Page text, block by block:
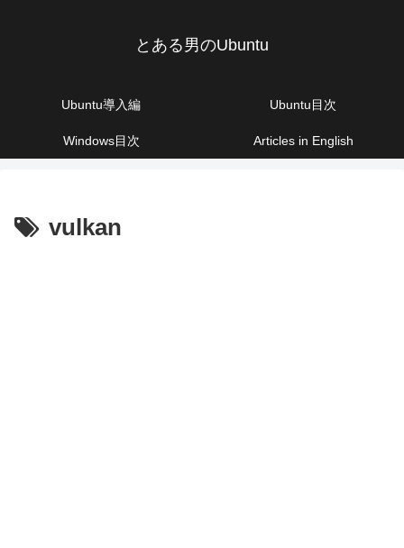
とある男のUbuntu
Ubuntu導入編 Ubuntu目次
Windows目次 Articles in English
vulkan